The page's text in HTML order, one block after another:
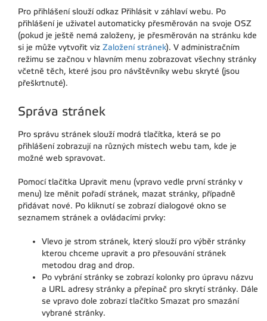
Pro přihlášení slouží odkaz Přihlásit v záhlaví webu. Po
přihlášení je uživatel automaticky přesměrován na svoje OSZ
(pokud je ještě nemá založeny, je přesměrován na stránku kde
si je může vytvořit viz Založení stránek). V administračním
režimu se začnou v hlavním menu zobrazovat všechny stránky
včetně těch, které jsou pro návštěvníky webu skryté (jsou
přeškrtnuté).
Správa stránek
Pro správu stránek slouží modrá tlačítka, která se po
přihlášení zobrazují na různých místech webu tam, kde je
možné web spravovat.
Pomocí tlačítka Upravit menu (vpravo vedle první stránky v
menu) lze měnit pořadí stránek, mazat stránky, případně
přidávat nové. Po kliknutí se zobrazí dialogové okno se
seznamem stránek a ovládacími prvky:
Vlevo je strom stránek, který slouží pro výběr stránky
kterou chceme upravit a pro přesouvání stránek
metodou drag and drop.
Po vybrání stránky se zobrazí kolonky pro úpravu názvu
a URL adresy stránky a přepínač pro skrytí stránky. Dále
se vpravo dole zobrazí tlačítko Smazat pro smazání
vybrané stránky.